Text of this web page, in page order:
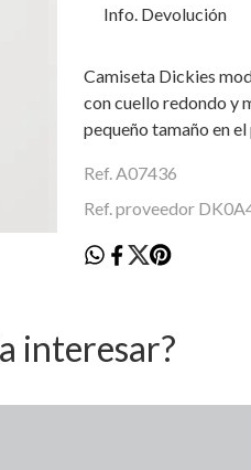
Info. Devolución
Camiseta Dickies
con cuello redondo y
pequeño tamaño en el
Ref. A07436
Ref. proveedor
interesar?